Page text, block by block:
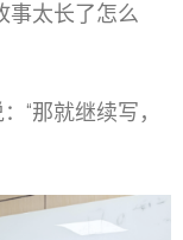
事太长了怎么
“那就继续写，